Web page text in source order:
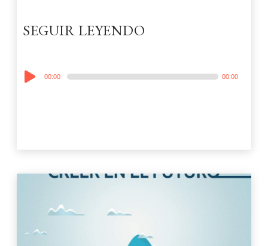
SEGUIR LEYENDO
Audio
00:00 00:00